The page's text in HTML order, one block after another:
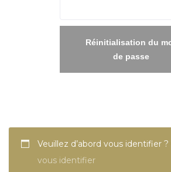
Réinitialisation du
de passe
Veuillez d’abord vous identifier ?
vous identifier